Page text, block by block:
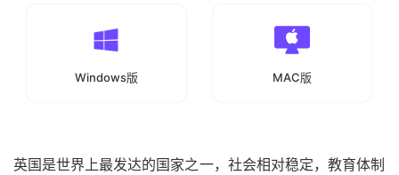
Windows版 MAC版
英国是世界上最发达的国家之一，社会相对稳定，教育体制